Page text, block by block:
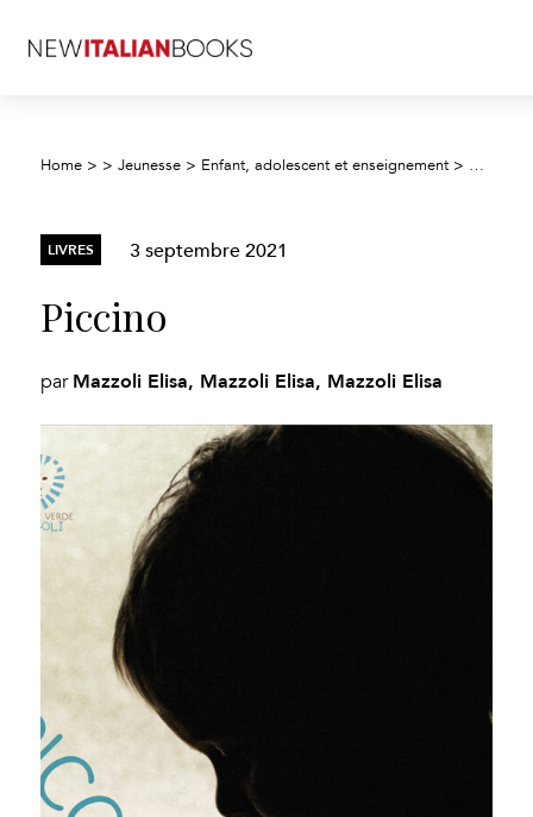
Home > >Jeunesse > Enfant, adolescent et enseignement > Enfants
LIVRES 3 septembre 2021
Piccino
par Mazzoli Elisa, Mazzoli Elisa, Mazzoli Elisa